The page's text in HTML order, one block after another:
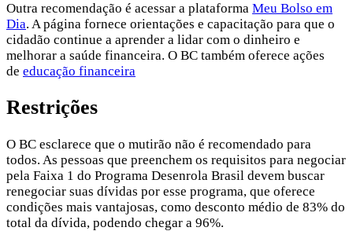
Outra recomendação é acessar a plataforma Meu Bolso em
Dia. A página fornece orientações e capacitação para que o
cidadão continue a aprender a lidar com o dinheiro e
melhorar a saúde financeira. O BC também oferece ações
de educação financeira
Restrições
O BC esclarece que o mutirão não é recomendado para
todos. As pessoas que preenchem os requisitos para negociar
pela Faixa 1 do Programa Desenrola Brasil devem buscar
renegociar suas dívidas por esse programa, que oferece
condições mais vantajosas, como desconto médio de 83% do
total da dívida, podendo chegar a 96%.